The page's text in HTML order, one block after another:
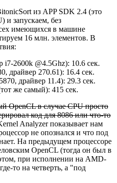
из APP SDK 2.4 (это
запускаем, без
имеющихся в машине
16 млн. элементов. В
i7-2600k @4.5Ghz): 10.6 сек.
драйвер 270.61): 16.4 сек.
драйвер 11.4): 29.3 cек.
же самый): 415 сек.
OpenCL в случае CPU просто
код для 8086 или что-то
Analyzer показывает нам
не опознался и что под
На предыдущем процессоре
OpenCL (тогда он был в
при исполнении на AMD-
то на четверть, а "под